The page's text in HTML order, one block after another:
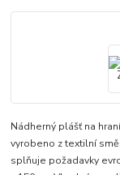
Nádherný plášť na
vyrobeno z textilní
splňuje požadavky